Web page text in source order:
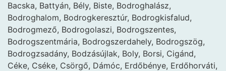
Bacska, Battyán, Bély, Biste, Bodroghalász,
Bodroghalom, Bodrogkeresztúr, Bodrogkisfalud,
Bodrogmező, Bodrogolaszi, Bodrogszentes,
Bodrogszentmária, Bodrogszerdahely, Bodrogszög,
Bodrogzsadány, Bodzásújlak, Boly, Borsi, Cigánd,
Céke, Cséke, Csörgő, Dámóc, Erdőbénye, Erdőhorváti,